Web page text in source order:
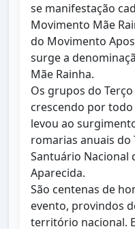
se manifestação
Movimento Mãe
do Movimento
surge a
Mãe Rainha.
Os grupos do
crescendo por todo
levou ao
romarias anuais do
Santuário Nacional
Aparecida.
São centenas de
evento, provindos
território nacional.